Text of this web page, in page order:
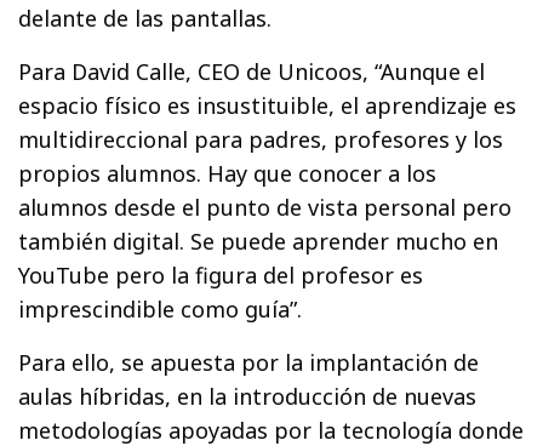
delante de las pantallas.
Para David Calle, CEO de Unicoos, “Aunque el
espacio físico es insustituible, el aprendizaje es
multidireccional para padres, profesores y los
propios alumnos. Hay que conocer a los
alumnos desde el punto de vista personal pero
también digital. Se puede aprender mucho en
YouTube pero la figura del profesor es
imprescindible como guía”.
Para ello, se apuesta por la implantación de
aulas híbridas, en la introducción de nuevas
metodologías apoyadas por la tecnología donde